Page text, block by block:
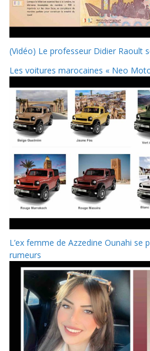
(Vidéo) Le professeur Didier Raoult
Les voitures marocaines « Neo
L’ex femme de Azzedine Ounahi se
rumeurs